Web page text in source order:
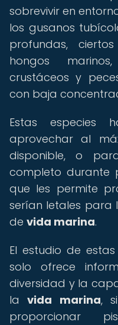
sobrevivir en
los gusanos
profundas,
hongos
crustáceos y
con baja
Estas especies
aprovechar al
disponible, o
completo durante
que les permite
serían letales para
de vida marina.
El estudio de
solo ofrece
diversidad y la
lavida marina,
proporcionar